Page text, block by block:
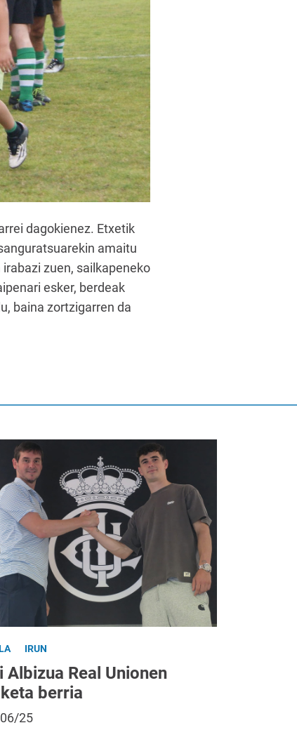
dagokienez. Etxetik
amaitu
zuen, sailkapeneko
esker, berdeak
baina zortzigarren da
IRUN
Albizua Real Unionen
berria
25